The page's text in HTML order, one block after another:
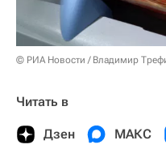
© РИА Новости / Владимир
Читать в
Дзен МАКС